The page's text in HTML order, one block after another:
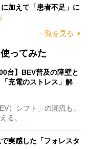
加えて「患者不足」に
一覧を見る
ってみた
台】BEV普及の障壁と
充電のストレス」解
）シフト」の潮流も、
える。…
実感した「フォレスタ